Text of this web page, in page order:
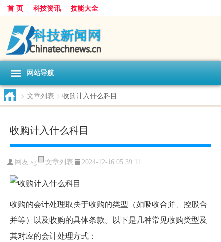
首 页 科技资讯 技能大全
网站导航
> 文章列表 > 收购计入什么科目
收购计入什么科目
网友:sg 文章列表 2024-12-16 05:39:11
收购的会计处理取决于收购的类型（如吸收合并、控股合
并等）以及收购的具体条款。以下是几种常见收购类型及
其对应的会计处理方式：